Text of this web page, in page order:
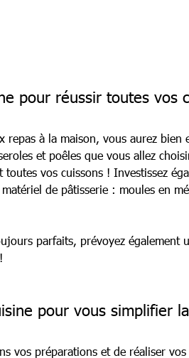
pour réussir toutes vos
repas à la maison, vous aurez
et poêles que vous allez
toutes vos cuissons ! Investissez
de pâtisserie : moules en
parfaits, prévoyez également
pour vous simplifier
vos préparations et de réaliser